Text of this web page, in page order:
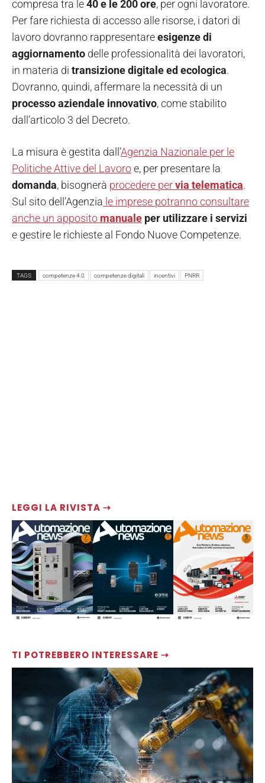
LEGGI LA RIVISTA ⇢
TI POTREBBERO INTERESSARE ⇢
compresa tra le40 e le 200 ore, per ogni lavoratore.
Per fare richiesta di accesso alle risorse, i datori di
lavoro dovranno rappresentareesigenze di
aggiornamento delle professionalità dei lavoratori,
in materia di transizione digitale ed ecologica.
Dovranno, quindi, affermare la necessità di un
processo aziendale innovativo, come stabilito
dall’articolo 3 del Decreto.
La misura è gestita dall’Agenzia Nazionale per le
Politiche Attive del Lavoroe, per presentare la
domanda, bisognerà procedere pervia telematica.
Sul sito dell’Agenzia le imprese potranno consultare
anche un apposito manuale per utilizzare i servizi
e gestire le richieste al Fondo Nuove Competenze.
TAGS competenze 4.0 competenze digitali incentivi PNRR